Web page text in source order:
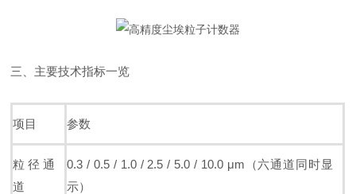
三、主要技术指标一览
项目 参数
粒径通
道
0.3 / 0.5 / 1.0 / 2.5 / 5.0 / 10.0 μm（六通道同时显
示）